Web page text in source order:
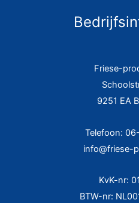
Friese-
9251 EA
Telefoon:
info@friese-
KvK-nr:
BTW-nr: